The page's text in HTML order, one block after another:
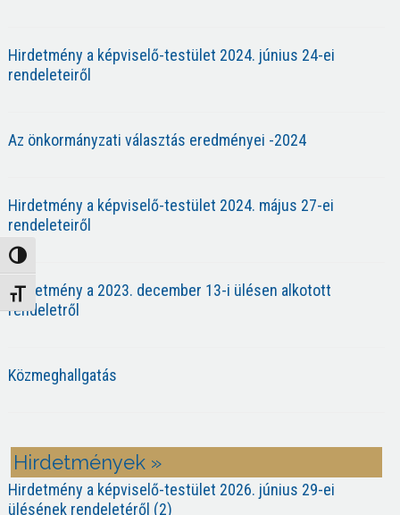
Nagy kontraszt váltása
Betűméret váltása
Hirdetmény a képviselő-testület 2024. június 24-ei
rendeleteiről
Az önkormányzati választás eredményei -2024
Hirdetmény a képviselő-testület 2024. május 27-ei
rendeleteiről
Hirdetmény a 2023. december 13-i ülésen alkotott
rendeletről
Közmeghallgatás
Hirdetmények »
Hirdetmény a képviselő-testület 2026. június 29-ei
ülésének rendeletéről (2)